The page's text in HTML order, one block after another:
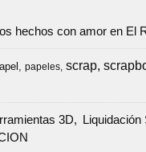
hechos con amor en El
papeles scrap
3D Liquidación